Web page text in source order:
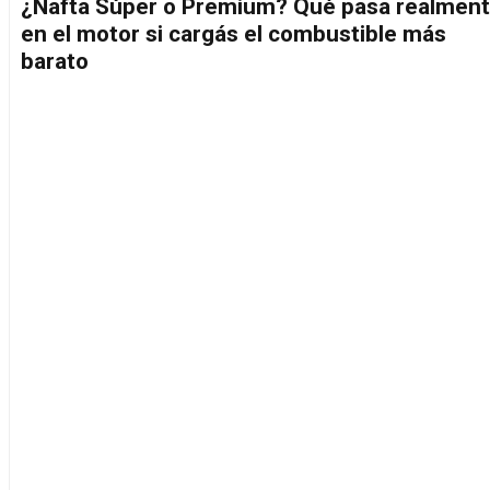
¿Nafta Súper o Premium? Qué pasa
en el motor si cargás el combustible más
barato